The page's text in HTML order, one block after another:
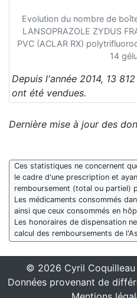
Evolution du nombre de
LANSOPRAZOLE ZYDUS
PVC (ACLAR RX)
14
Depuis l'année 2014, 13
ont été vendues.
Dernière mise à jour des
Ces statistiques ne concernent
le cadre d'une prescription et
remboursement (total ou partiel)
Les médicaments consommés
ainsi que ceux consommés en
Les honoraires de dispensation
calcul des remboursements de
© 2026 Cyril Coquilleau
Données provenant de